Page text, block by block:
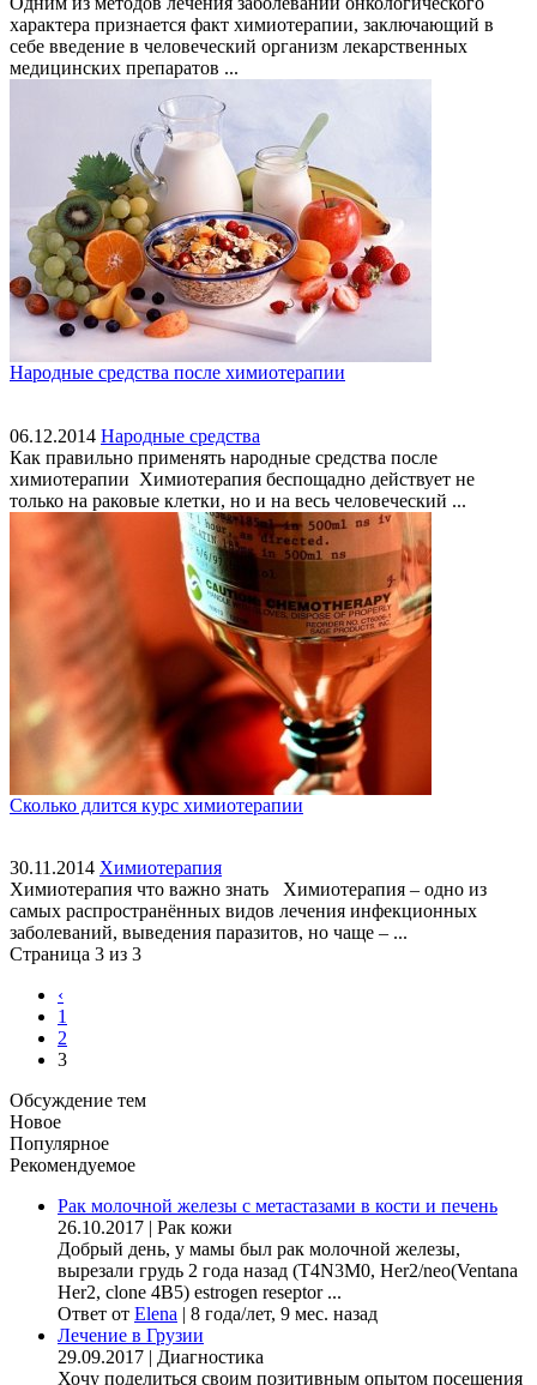
характера признается факт химиотерапии, заключающий в
себе введение в человеческий организм лекарственных
медицинских препаратов ...
Народные средства после химиотерапии
06.12.2014 Народные средства
Как правильно применять народные средства после
химиотерапии Химиотерапия беспощадно действует не
только на раковые клетки, но и на весь человеческий ...
Сколько длится курс химиотерапии
30.11.2014 Химиотерапия
Химиотерапия что важно знать Химиотерапия – одно из
самых распространённых видов лечения инфекционных
заболеваний, выведения паразитов, но чаще – ...
Страница 3 из 3
‹
1
2
3
Обсуждение тем
Новое
Популярное
Рекомендуемое
Рак молочной железы с метастазами в кости и печень
26.10.2017
Рак кожи
Добрый день, у мамы был рак молочной железы,
вырезали грудь 2 года назад (Т4N3M0, Her2/neo(Ventana
Her2, clone 4B5) estrogen reseptor ...
Ответ от Elena
8 года/лет, 9 мес. назад
Лечение в Грузии
29.09.2017
Диагностика
Хочу поделиться своим позитивным опытом посещения